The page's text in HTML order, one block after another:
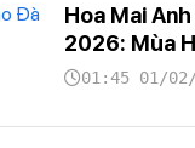
Hoa Mai
2026: Mùa
Đường
01:45 01/